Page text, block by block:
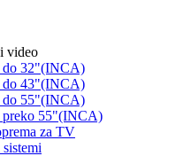
video
do 32"(INCA)
do 43"(INCA)
do 55"(INCA)
preko 55"(INCA)
za TV